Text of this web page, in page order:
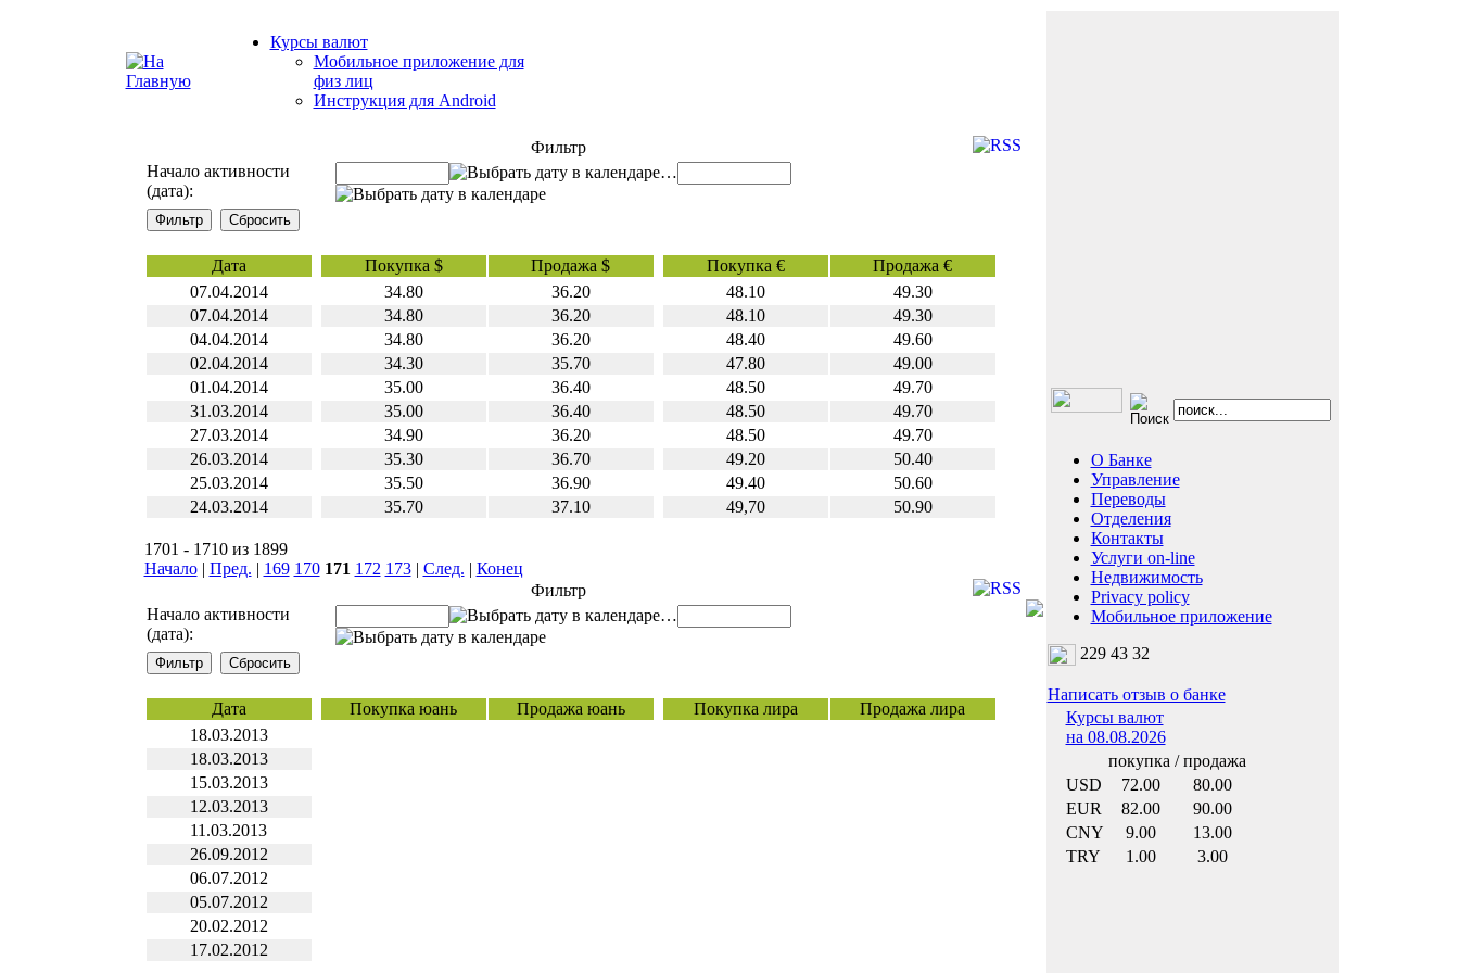
Курсы валют
Мобильное приложение для
физ лиц
Инструкция для Android
О Банке
Управление
Переводы
Отделения
Контакты
Услуги on-line
Недвижимость
Privacy policy
Мобильное приложение
229 43 32
Написать отзыв о банке
Курсы валют
на 08.08.2026
покупка / продажа
USD
72.00
80.00
EUR
82.00
90.00
CNY
9.00
13.00
TRY
1.00 3.00
Фильтр
Начало активности
(дата):
…
Дата Покупка $ Продажа $ Покупка €
Продажа €
07.04.2014
34.80 36.20 48.10
49.30
07.04.2014
34.80 36.20 48.10
49.30
04.04.2014
34.80 36.20 48.40
49.60
02.04.2014
34.30 35.70 47.80
49.00
01.04.2014
35.00 36.40 48.50
49.70
31.03.2014
35.00 36.40 48.50
49.70
27.03.2014
34.90 36.20 48.50
49.70
26.03.2014
35.30 36.70 49.20
50.40
25.03.2014
35.50 36.90 49.40
50.60
24.03.2014
35.70 37.10 49,70 50.90
1701 - 1710 из 1899
Начало| Пред. | 169 170 171 172 173| След. | Конец
Фильтр
Начало активности
(дата):
…
Дата Покупка юань Продажа юань Покупка лира
Продажа лира
18.03.2013
18.03.2013
15.03.2013
12.03.2013
11.03.2013
26.09.2012
06.07.2012
05.07.2012
20.02.2012
17.02.2012